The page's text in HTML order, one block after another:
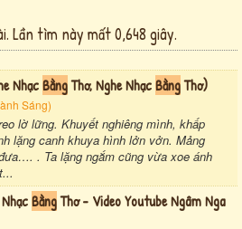
Lần tìm này mất 0,648 giây.
NhạcBằngThơ, Nghe NhạcBằngThơ)
Sáng)
lờ lững. Khuyết nghiêng mình, khấp
lặng canh khuya hình lởn vởn. Mảng
. Ta lặng ngắm cũng vừa xoe ánh
BằngThơ - Video Youtube Ngâm Nga